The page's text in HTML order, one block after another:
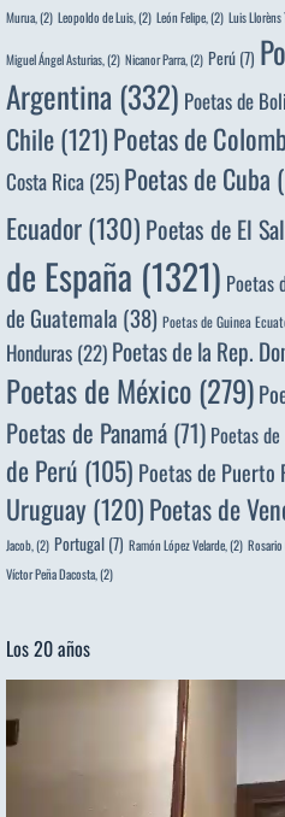
Murua, (2) Leopoldo de Luis, (2) León Felipe, (2) Luis Llorèns
Miguel Ángel Asturias, (2) Nicanor Parra, (2) Perú (7)
Argentina (332) Poetas de
Chile(121)Poetas de
Costa Rica(25)Poetas de Cuba
Ecuador(130) Poetas de El
de España (1321) Poetas
de Guatemala (38) Poetas de Guinea
Honduras (22) Poetas de la Rep.
Poetas de México(279)
Poetas de Panamá (71) Poetas
de Perú (105) Poetas de Puerto
Uruguay(120)Poetas de
Jacob, (2) Portugal (7) Ramón López Velarde, (2) Rosario
Víctor Peña Dacosta, (2)
Los 20 años
de
vídeo